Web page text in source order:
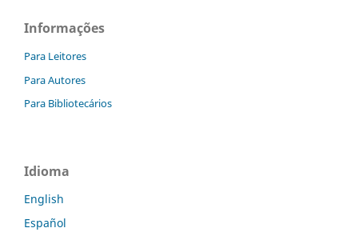
Informações
Para Leitores
Para Autores
Para Bibliotecários
Idioma
English
Español